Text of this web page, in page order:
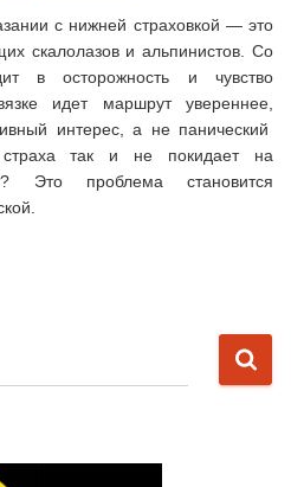
с нижней страховкой — это
скалолазов и альпинистов. Со
в осторожность и чувство
идет маршрут увереннее,
интерес, а не панический
так и не покидает на
Это проблема становится